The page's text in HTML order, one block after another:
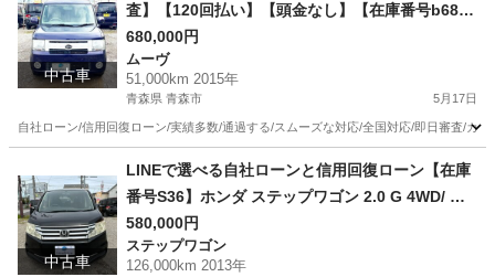
中古車
査】【120回払い】【頭金なし】【在庫番号b68】
ダイハツ ムーヴコンテ 660 カスタム X VS 4WD/
リース/ス自社分割 /信用回復ローン/自己破産/債務
整理/他社お断りされた方/お電話での仮審査/
680,000円
ムーヴ
51,000km 2015年
青森県 青森市 5月17日
自社ローン/信用回復ローン/実績多数/通過する/スムーズな対応/全国対応/即日審査/カ
ムーヴ ローン
中古車
LINEで選べる自社ローンと信用回復ローン【在庫
番号S36】ホンダ ステップワゴン 2.0 G 4WD/ リ
ース/ス自社分割 /信用回復ローン/自己破産/債務整
理/他社お断りされた方/お電話での仮審査/
580,000円
ステップワゴン
126,000km 2013年